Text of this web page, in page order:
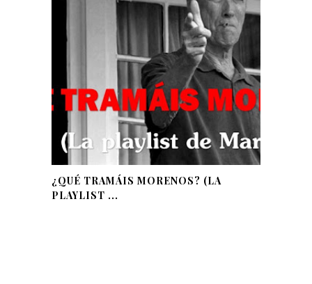
¿QUÉ TRAMÁIS MORENOS? (LA
PLAYLIST ...